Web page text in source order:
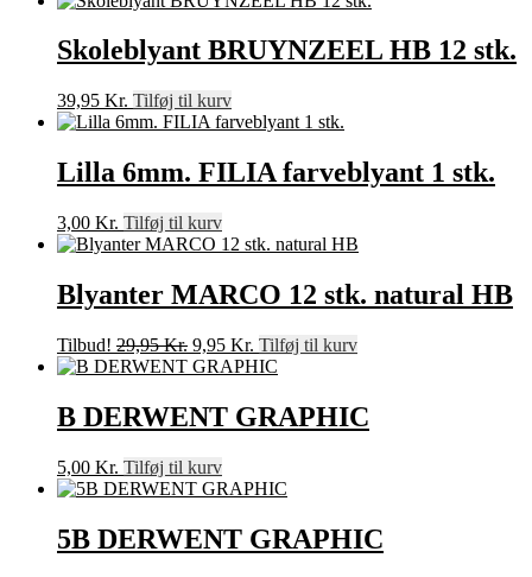
Skoleblyant BRUYNZEEL HB 12 stk.
39,95 Kr. Tilføj til kurv
Lilla 6mm. FILIA farveblyant 1 stk.
3,00 Kr. Tilføj til kurv
Blyanter MARCO 12 stk. natural HB
Tilbud! 29,95Kr. Den
oprindelige
var:
29,95 Kr..
9,95 Kr. Den
aktuelle
er:
9,95 Kr..
Tilføj til kurv
B DERWENT GRAPHIC
5,00 Kr. Tilføj til kurv
5B DERWENT GRAPHIC